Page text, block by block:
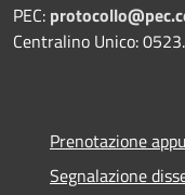
PEC:
Centralino Unico:
Prenotazione
Segnalazione